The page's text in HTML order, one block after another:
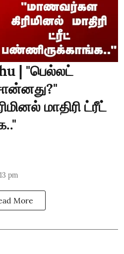
| "பெல்லட்
மாதிரி ட்ரீட்
pm
More